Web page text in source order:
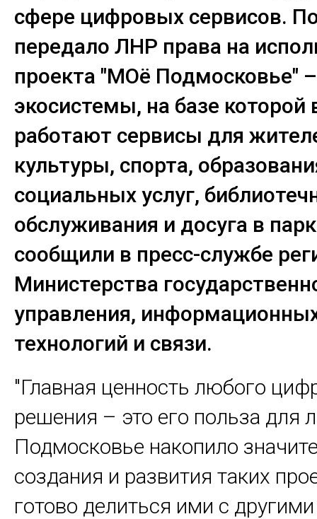
сфере цифровых сервисов.
передало ЛНР права на
проекта "МОё Подмосковье"
экосистемы, на базе которой
работают сервисы для
культуры, спорта,
социальных услуг,
обслуживания и досуга в
сообщили в пресс-службе
Министерства
управления,
технологий и связи.
"Главная ценность любого
решения – это его польза для
Подмосковье накопило
создания и развития таких
готово делиться ими с